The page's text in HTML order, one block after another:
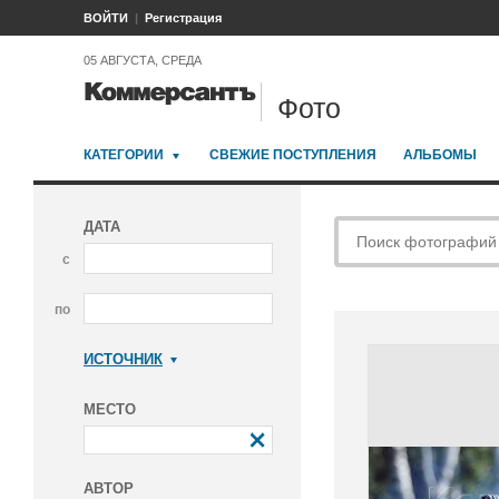
ВОЙТИ Регистрация
05 АВГУСТА, СРЕДА
Фото
КАТЕГОРИИ СВЕЖИЕ ПОСТУПЛЕНИЯ АЛЬБОМЫ
ДАТА
с
по
ИСТОЧНИК
МЕСТО
АВТОР